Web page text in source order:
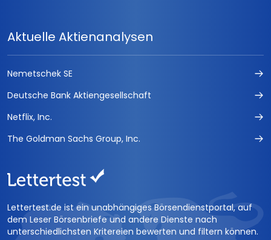
Aktuelle Aktienanalysen
Nemetschek SE
Deutsche Bank Aktiengesellschaft
Netflix, Inc.
The Goldman Sachs Group, Inc.
Lettertest.de ist ein unabhängiges Börsendienstportal, auf
dem Leser Börsenbriefe und andere Dienste nach
unterschiedlichsten Kritereien bewerten und filtern können.